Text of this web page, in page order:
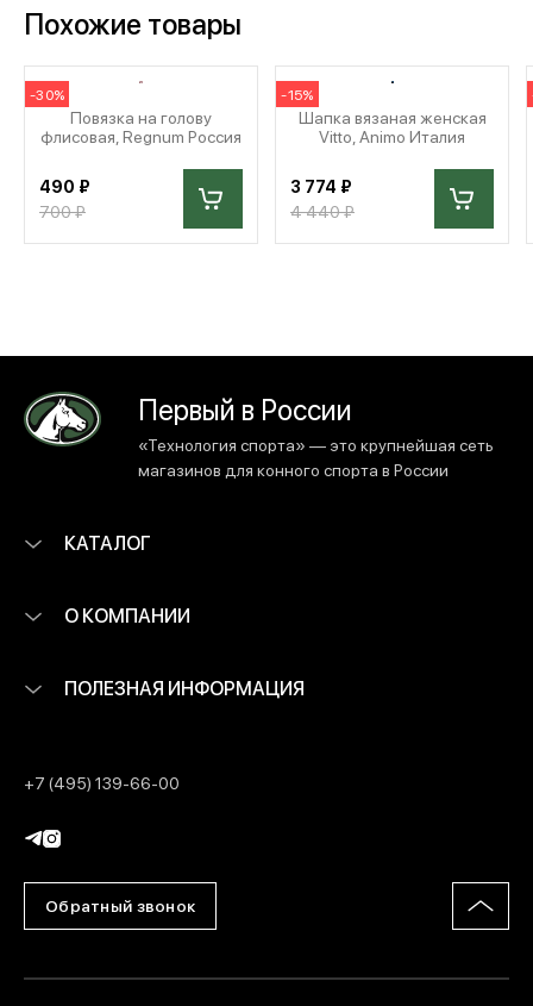
Похожие товары
-30%
Повязка на голову
флисовая, Regnum Россия
490 ₽
700 ₽
-15%
Шапка вязаная женская
Vitto, Animo Италия
3 774 ₽
4 440 ₽
Первый в России
«Технология спорта» — это крупнейшая сеть
магазинов для конного спорта в России
КАТАЛОГ
О КОМПАНИИ
ПОЛЕЗНАЯ ИНФОРМАЦИЯ
+7 (495) 139-66-00
Обратный звонок